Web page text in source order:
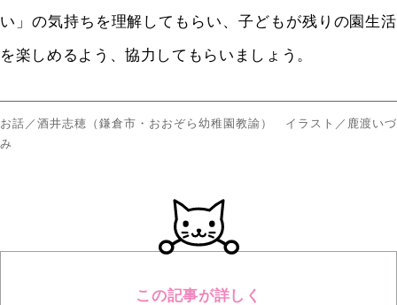
い」の気持ちを理解してもらい、子どもが残りの園生活
を楽しめるよう、協力してもらいましょう。
お話／酒井志穂（鎌倉市・おおぞら幼稚園教諭） イラスト／鹿渡いづ
み
この記事が詳しく